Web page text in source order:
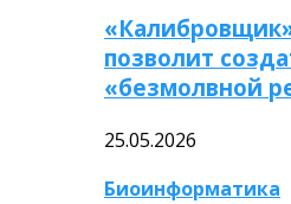
позволит
«безмолвной
25.05.2026
Биоинформатика